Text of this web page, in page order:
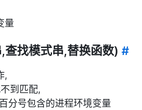
量
找模式串,替换函数) #
,
到匹配,
分号包含的进程环境变量